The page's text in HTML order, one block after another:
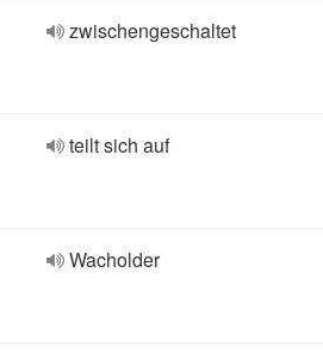
zwischengeschaltet
teilt sich auf
Wacholder